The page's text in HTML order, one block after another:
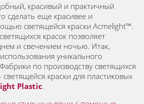
красивый и практичный
сделать еще красивее и
светящейся краски Acmelight™.
красок позволяет
и свечением ночью. Итак,
уникального
по производству светящихся
краски для пластиковых
Plastic.